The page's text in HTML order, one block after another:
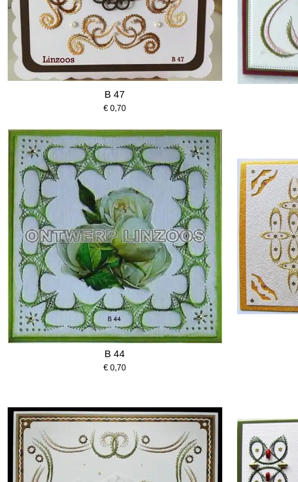
B 47
€ 0,70
B 44
€ 0,70